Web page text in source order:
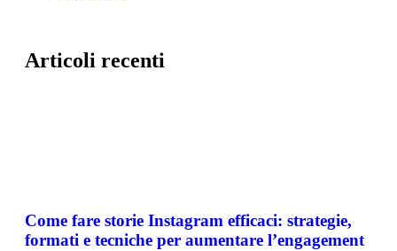
Articoli recenti
Come fare storie Instagram efficaci: strategie,
formati e tecniche per aumentare l’engagement